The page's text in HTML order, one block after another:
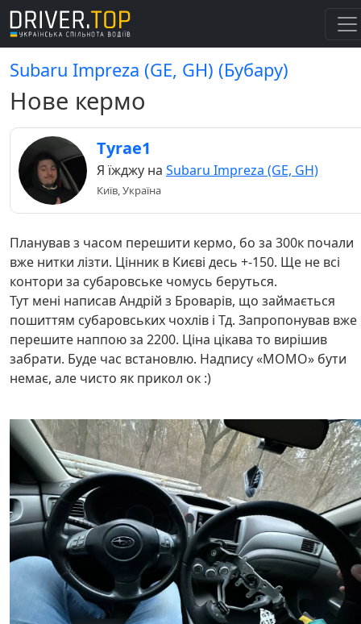
Subaru Impreza (GE, GH) (Бубару)
Нове кермо
Tyrae1
Я їжджу на Subaru Impreza (GE, GH)
Київ, Україна
Планував з часом перешити кермо, бо за 300к почали
вже нитки лізти. Цінник в Києві десь +-150. Ще не всі
контори за субаровське чомусь беруться.
Тут мені написав Андрій з Броварів, що займається
пошиттям субаровських чохлів і Тд. Запропонував вже
перешите наппою за 2200. Ціна цікава то вирішив
забрати. Буде час встановлю. Надпису «МОМО» бути
немає, але чисто як прикол ок :)